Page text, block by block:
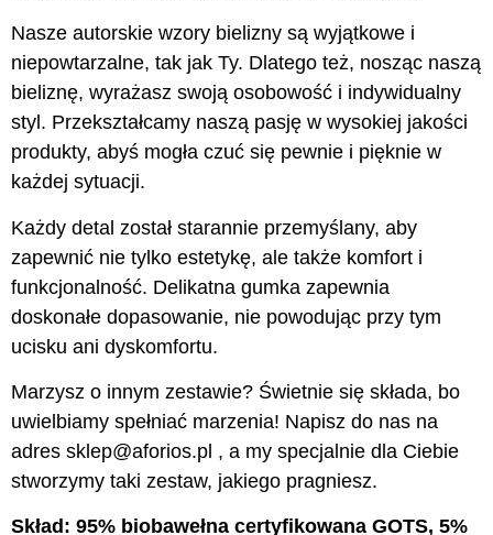
Nasze autorskie wzory bielizny są wyjątkowe i
niepowtarzalne, tak jak Ty. Dlatego też, nosząc naszą
bieliznę, wyrażasz swoją osobowość i indywidualny
styl. Przekształcamy naszą pasję w wysokiej jakości
produkty, abyś mogła czuć się pewnie i pięknie w
każdej sytuacji.
Każdy detal został starannie przemyślany, aby
zapewnić nie tylko estetykę, ale także komfort i
funkcjonalność. Delikatna gumka zapewnia
doskonałe dopasowanie, nie powodując przy tym
ucisku ani dyskomfortu.
Marzysz o innym zestawie? Świetnie się składa, bo
uwielbiamy spełniać marzenia! Napisz do nas na
adres sklep@aforios.pl , a my specjalnie dla Ciebie
stworzymy taki zestaw, jakiego pragniesz.
Skład: 95% biobawełna certyfikowana GOTS, 5%